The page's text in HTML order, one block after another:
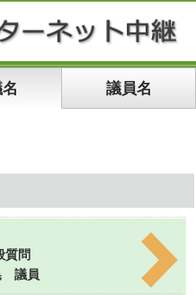
議員名
質問
議員